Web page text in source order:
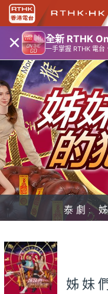
× 全新 RTHK
一手掌握 RTHK 電台
泰劇:
姊妹